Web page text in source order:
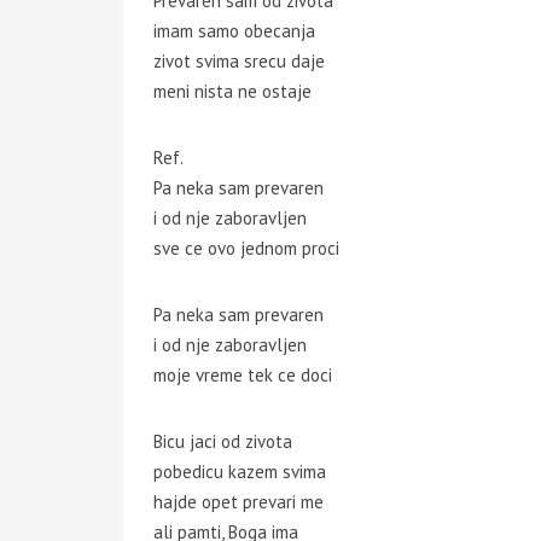
imam samo obecanja
zivot svima srecu daje
meni nista ne ostaje
Ref.
Pa neka sam prevaren
i od nje zaboravljen
sve ce ovo jednom proci
Pa neka sam prevaren
i od nje zaboravljen
moje vreme tek ce doci
Bicu jaci od zivota
pobedicu kazem svima
hajde opet prevari me
ali pamti, Boga ima